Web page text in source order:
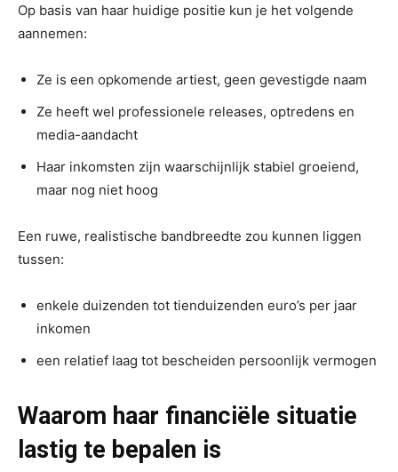
Op basis van haar huidige positie kun je het volgende
aannemen:
Ze is een opkomende artiest, geen gevestigde naam
Ze heeft wel professionele releases, optredens en
media-aandacht
Haar inkomsten zijn waarschijnlijk stabiel groeiend,
maar nog niet hoog
Een ruwe, realistische bandbreedte zou kunnen liggen
tussen:
enkele duizenden tot tienduizenden euro’s per jaar
inkomen
een relatief laag tot bescheiden persoonlijk vermogen
Waarom haar financiële situatie
lastig te bepalen is